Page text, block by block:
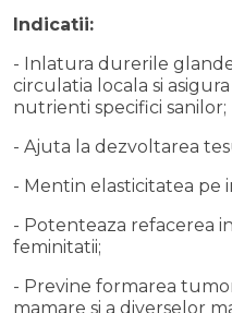
Indicatii:
- Inlatura durerile
circulatia locala si
nutrienti specifici sanilor;
- Ajuta la dezvoltarea
- Mentin elasticitatea pe
- Potenteaza refacerea
feminitatii;
- Previne formarea
mamare si a diverselor